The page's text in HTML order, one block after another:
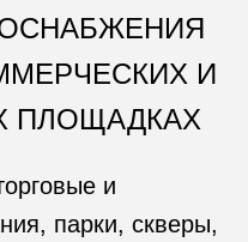
И
ПЛОЩАДКАХ
и
парки, скверы,